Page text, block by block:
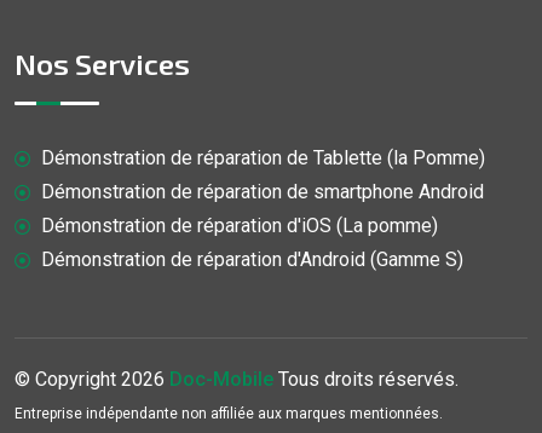
Nos Services
Démonstration de réparation de Tablette (la Pomme)
Démonstration de réparation de smartphone Android
Démonstration de réparation d'iOS (La pomme)
Démonstration de réparation d'Android (Gamme S)
© Copyright 2026 Doc-Mobile Tous droits réservés.
Entreprise indépendante non affiliée aux marques mentionnées.